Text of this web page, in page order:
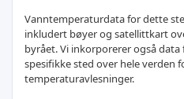
Vanntemperaturdata for dette
inkludert bøyer og satellittkart
byrået. Vi inkorporerer også
spesifikke sted over hele verden
temperaturavlesninger.